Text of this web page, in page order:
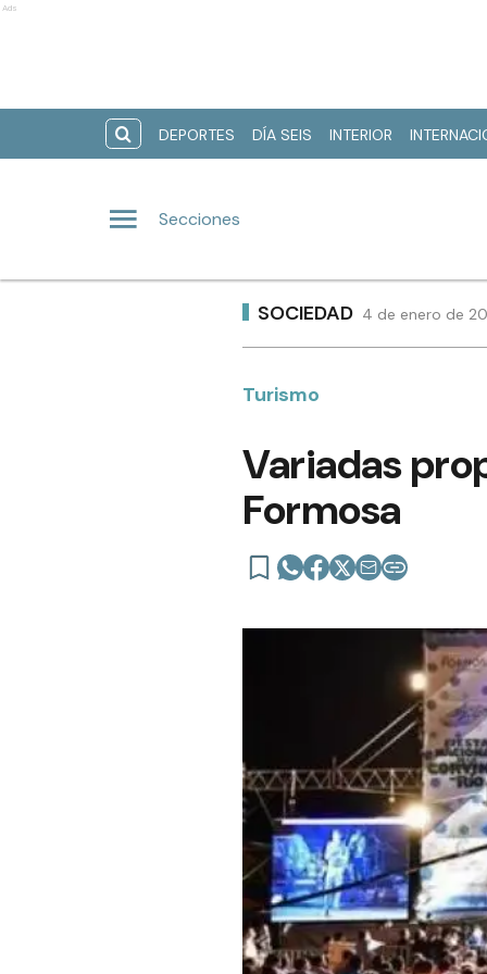
Ads
DEPORTES DÍA SEIS INTERIOR
Secciones
SOCIEDAD 4 de enero de
Turismo
Variadas
Formosa